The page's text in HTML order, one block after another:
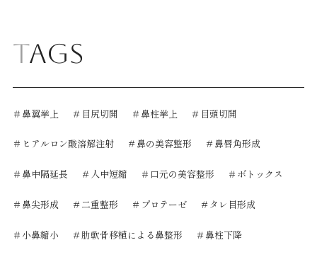
Tags
＃鼻翼挙上 ＃目尻切開 ＃鼻柱挙上 ＃目頭切開
＃ヒアルロン酸溶解注射 ＃鼻の美容整形 ＃鼻唇角形成
＃鼻中隔延長 ＃人中短縮 ＃口元の美容整形 ＃ボトックス
＃鼻尖形成 ＃二重整形 ＃プロテーゼ ＃タレ目形成
＃小鼻縮小 ＃肋軟骨移植による鼻整形 ＃鼻柱下降